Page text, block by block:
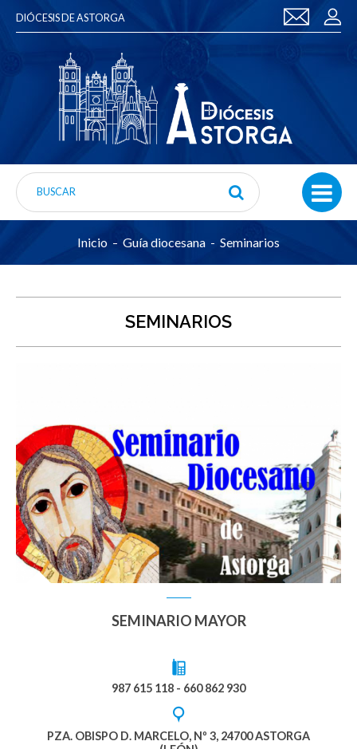
DIÓCESIS DE ASTORGA
Inicio Guía diocesana Seminarios
SEMINARIOS
SEMINARIO MAYOR
987 615 118 - 660 862 930
PZA. OBISPO D. MARCELO, Nº 3, 24700 ASTORGA